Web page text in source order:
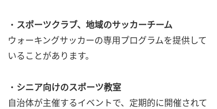
・ スポーツクラブ、地域のサッカーチーム
ウォーキングサッカーの専用プログラムを提供して
いることがあります。
・ シニア向けのスポーツ教室
自治体が主催するイベントで、定期的に開催されて